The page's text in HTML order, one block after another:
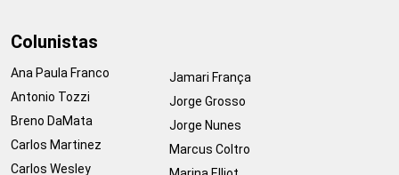
Colunistas
Ana Paula Franco
Antonio Tozzi
Breno DaMata
Carlos Martinez
Carlos Wesley
Jamari França
Jorge Grosso
Jorge Nunes
Marcus Coltro